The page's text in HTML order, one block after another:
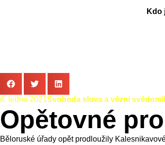
Kdo
6. ledna 2021Svoboda slova a vězni svědomí
Opětovné
Běloruské úřady opět prodloužily